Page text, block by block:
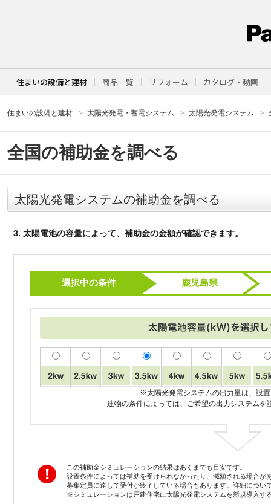
住まいの設備と建材 商品一覧 リフォーム カタログ・動画
住まいの設備と建材 太陽光発電・蓄電システム 太陽光発電システム
全国の補助金を調べる
太陽光発電システムの補助金を調べる
3. 太陽電池の容量によって、補助金の金額が確認できます。
選択中の条件 鹿児島県
※太陽光発電システムの出力量は、設
建物の条件によっては、ご希望の出力システムを
この補助金シミュレーションの結果はあくまでも目安です。
設置条件によっては補助を受けられなかったり、減額される場合が
募集定員に達して受付が終了している場合もあります。詳細につい
※シミュレーションは戸建住宅に太陽光発電システムを新規導入す